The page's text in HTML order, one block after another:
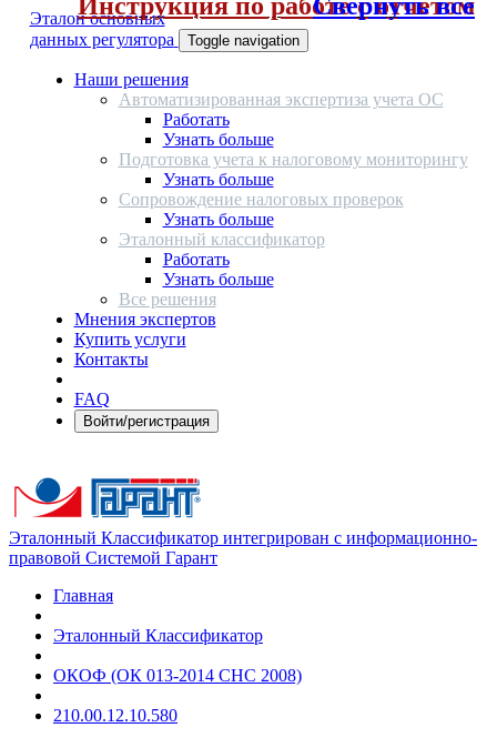
Эталон основных
данных регулятора
Toggle navigation
Наши решения
Автоматизированная экспертиза учета ОС
Работать
Узнать больше
Подготовка учета к налоговому мониторингу
Узнать больше
Сопровождение налоговых проверок
Узнать больше
Эталонный классификатор
Работать
Узнать больше
Все решения
Мнения экспертов
Купить услуги
Контакты
FAQ
Войти/регистрация
Эталонный Классификатор интегрирован с информационно-
правовой Системой Гарант
Главная
Эталонный Классификатор
ОКОФ (ОК 013-2014 СНС 2008)
210.00.12.10.580